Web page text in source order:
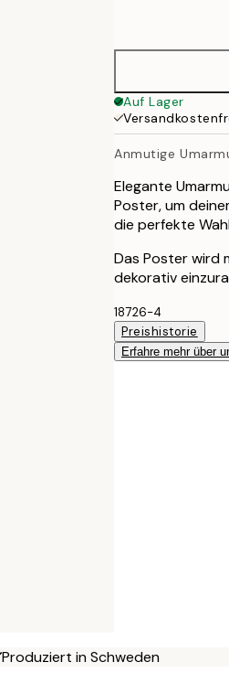
70x100
Auf Lager
Anmutige
Elegante
Poster, um
die perfekte
Das Poster wird
dekorativ
18726-4
Preishistorie
Erfahre mehr über
Produziert in Schweden